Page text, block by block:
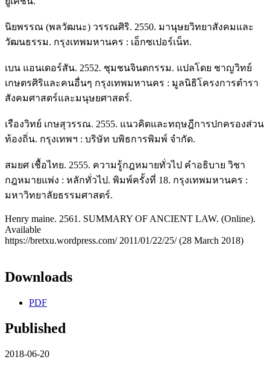
นิยพรรณ (พลวัฒนะ) วรรณศิริ. 2550. มานุษยวิทยาสังคมและ
วัฒนธรรม. กรุงเทพมหานคร : เอ็กซเปอร์เน็ท.
เบน แอนเดอร์สัน. 2552. ชุมชนจินตกรรม. แปลโดย ชาญวิทย์
เกษตรศิริและคนอื่นๆ กรุงเทพมหานคร : มูลนิธิโครงการตำรา
สังคมศาสตร์และมนุษยศาสตร์.
เรืองวิทย์ เกษสุวรรณ. 2555. แนวคิดและทฤษฎีการปกครองส่วน
ท้องถิ่น. กรุงเทพฯ : บริษัท บพิธการพิมพ์ จำกัด.
สมยศ เชื้อไทย. 2555. ความรู้กฎหมายทั่วไป คำอธิบาย วิชา
กฎหมายแพ่ง : หลักทั่วไป. พิมพ์ครั้งที่ 18. กรุงเทพมหานคร :
มหาวิทยาลัยธรรมศาสตร์.
Henry maine. 2561. SUMMARY OF ANCIENT LAW. (Online).
Available
https://bretxu.wordpress.com/ 2011/01/22/25/ (28 March 2018)
Downloads
PDF
Published
2018-06-20